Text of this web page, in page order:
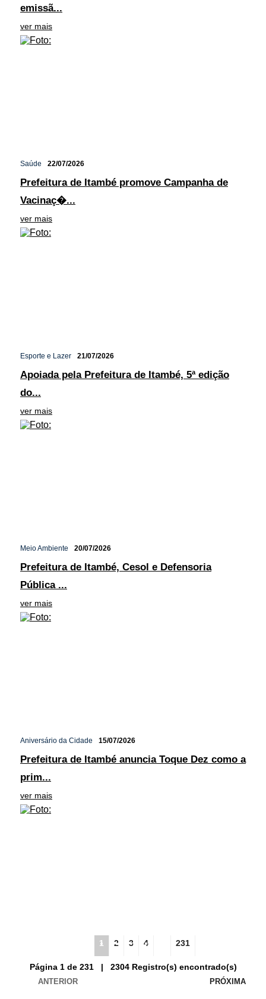
emissã...
ver mais
Saúde 22/07/2026
Prefeitura de Itambé promove Campanha de
Vacinaç�...
ver mais
Esporte e Lazer 21/07/2026
Apoiada pela Prefeitura de Itambé, 5ª edição
do...
ver mais
Meio Ambiente 20/07/2026
Prefeitura de Itambé, Cesol e Defensoria
Pública ...
ver mais
Aniversário da Cidade 15/07/2026
Prefeitura de Itambé anuncia Toque Dez como a
prim...
ver mais
1 2 3 4 231
ANTERIOR
Página 1 de 231 | 2304 Registro(s) encontrado(s)
PRÓXIMA